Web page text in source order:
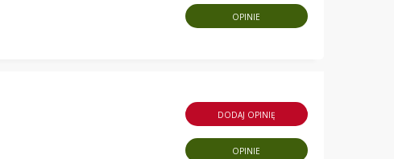
OPINIE
DODAJ OPINIĘ
OPINIE